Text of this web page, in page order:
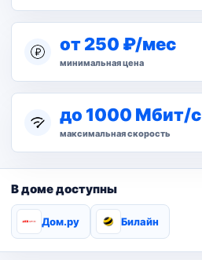
от 250 ₽/мес
минимальная цена
до 1000 Мбит/с
максимальная скорость
В доме доступны
Дом.ру Билайн